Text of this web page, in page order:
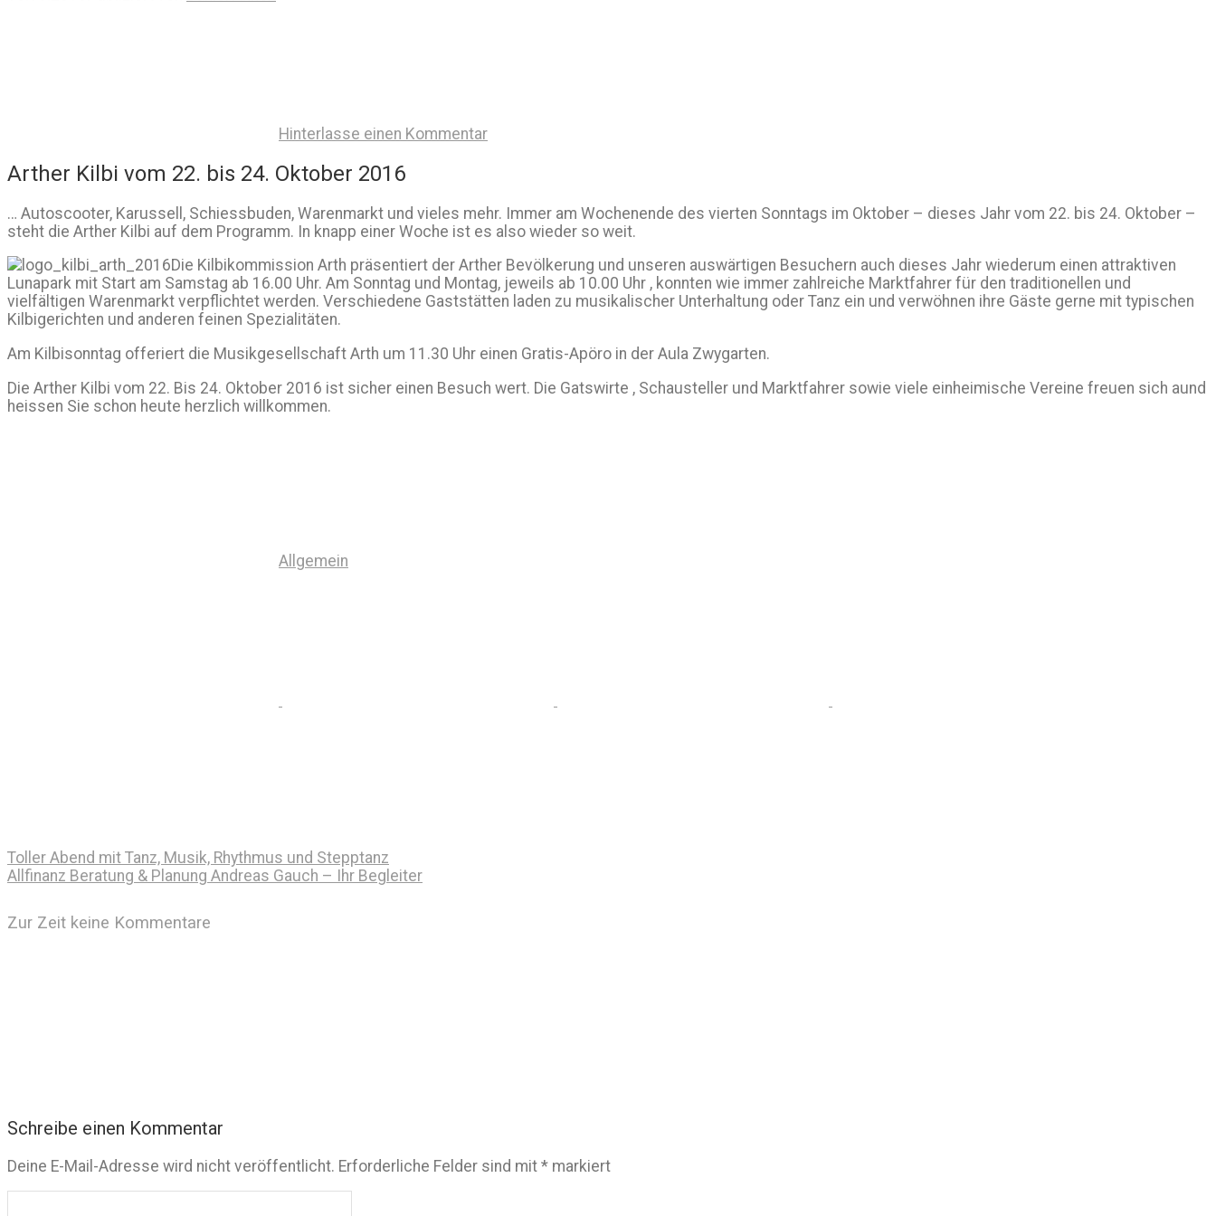
Hinterlasse einen Kommentar
Arther Kilbi vom 22. bis 24. Oktober 2016
… Autoscooter, Karussell, Schiessbuden, Warenmarkt und vieles mehr. Immer am Wochenende des vierten Sonntags im Oktober – dieses Jahr vom 22. bis 24. Oktober –
steht die Arther Kilbi auf dem Programm. In knapp einer Woche ist es also wieder so weit.
Die Kilbikommission Arth präsentiert der Arther Bevölkerung und unseren auswärtigen Besuchern auch dieses Jahr wiederum einen attraktiven
Lunapark mit Start am Samstag ab 16.00 Uhr. Am Sonntag und Montag, jeweils ab 10.00 Uhr , konnten wie immer zahlreiche Marktfahrer für den traditionellen und
vielfältigen Warenmarkt verpflichtet werden. Verschiedene Gaststätten laden zu musikalischer Unterhaltung oder Tanz ein und verwöhnen ihre Gäste gerne mit typischen
Kilbigerichten und anderen feinen Spezialitäten.
Am Kilbisonntag offeriert die Musikgesellschaft Arth um 11.30 Uhr einen Gratis-Apöro in der Aula Zwygarten.
Die Arther Kilbi vom 22. Bis 24. Oktober 2016 ist sicher einen Besuch wert. Die Gatswirte , Schausteller und Marktfahrer sowie viele einheimische Vereine freuen sich aund
heissen Sie schon heute herzlich willkommen.
Allgemein
Toller Abend mit Tanz, Musik, Rhythmus und Stepptanz
Allfinanz Beratung & Planung Andreas Gauch – Ihr Begleiter
Zur Zeit keine Kommentare
Schreibe einen Kommentar
Deine E-Mail-Adresse wird nicht veröffentlicht. Erforderliche Felder sind mit * markiert